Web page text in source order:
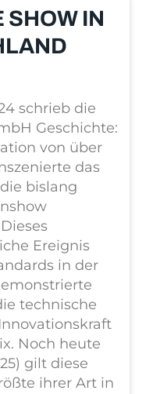
IN D
schrieb die
Geschichte:
von über
das
bislang
Ereignis
in der
technische
Noch heute
gilt diese
ihrer Art in